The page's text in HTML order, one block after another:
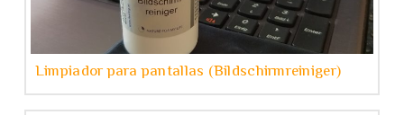
Limpiador para pantallas (Bildschirmreiniger)